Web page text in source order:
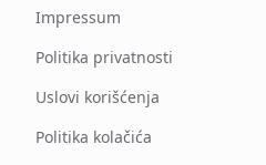
Impressum
Politika privatnosti
Uslovi korišćenja
Politika kolačića